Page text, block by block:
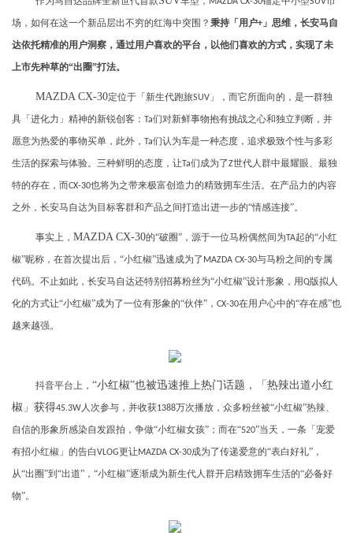
场，如何在这一个新品层出不穷的红海中突围？ 秉持「用户+ 」思维，长安马自
达依托精准的用户洞察，通过用户喜欢的平台，以他们喜欢的方式，实现了未
上市先种草的“出圈”打法。
MAZDA CX-30定位于「新生代跑旅SUV 」，而它所面向的，是一群独
具「进化力」精神的新锐创客： Ta们对新鲜事物抱有挑战之心和独立判断，并
愿意为热爱的事物买单，此外， Ta们认为车是一种态度，追求极致个性与多彩
生活的探索与体验。三种鲜明的态度，让Ta们成为了Z世代人群中最耀眼、最独
特的存在，而CX-30也将为之带来极富创造力的精致拥车生活。在产品力的内容
之外，长安马自达为目标客群和产品之间打造出进一步的“情感连接”。
事实上， MAZDA CX-30的“破圈”，源于一位马粉偶然间为TA起的“小红
椒”昵称，在首次提出后，“小红椒”迅速成为了 MAZDA CX-30与马粉之间的专属
代码。不止如此，长安马自达还特别招募粉丝为“小红椒”设计形象，用Q版拟人
化的方式让“小红椒”成为了一位有形象的“伙伴”， CX-30在用户心中的“存在感”也
越来越强。
抖音平台上， “小红椒”也被迅速推上热门话题，「热辣出道小红
椒」获得45.3W人次参与，并收获1388万次播放，众多粉丝被“小红椒”热辣、
自信的形象所感染自发跟拍，争做“小红椒女孩”；而在“520”当天，一条「宠爱
有招小红椒」的告白VLOG更让MAZDA CX-30成为了传递爱意的“表白好礼”，
从“出圈”到“出道”，“小红椒”逐渐成为新生代人群开启精致拥车生活的“必备好
物”。